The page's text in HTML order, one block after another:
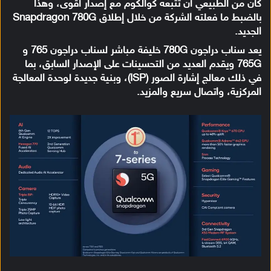
كان من الطبيعي أن تتبعه كوالكوم مع إصدار أقوى، وهذا
بالضبط ما فعلته الشركة من خلال إطلاق Snapdragon 780G
الجديد.
يعد سناب دراجون 780G خليفة مباشر لسناب دراجون 765 و
765G ويقدم العديد من التحسينات على الإصدار السابق، بما
في ذلك معالج إشارة الصور (ISP)، وبنية جديدة لوحدة المعالجة
المركزية، واتصال سريع والمزيد.